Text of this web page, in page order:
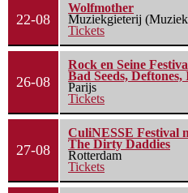
22-08
Wolfmother
Muziekgieterij
Tickets
26-08
Rock en Seine
Bad Seeds,
Parijs
Tickets
27-08
CuliNESSE Festival
The Dirty Daddies
Rotterdam
Tickets